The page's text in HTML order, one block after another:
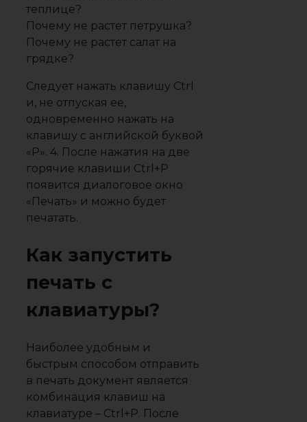
теплице?
Почему не растет петрушка?
Почему не растет салат на
грядке?
Следует нажать клавишу Ctrl
и, не отпуская ее,
одновременно нажать на
клавишу с английской буквой
«P». 4. После нажатия на две
горячие клавиши Ctrl+P
появится диалоговое окно
«Печать» и можно будет
печатать.
Как запустить
печать с
клавиатуры?
Наиболее удобным и
быстрым способом отправить
в печать документ является
комбинация клавиш на
клавиатуре – Ctrl+P. После